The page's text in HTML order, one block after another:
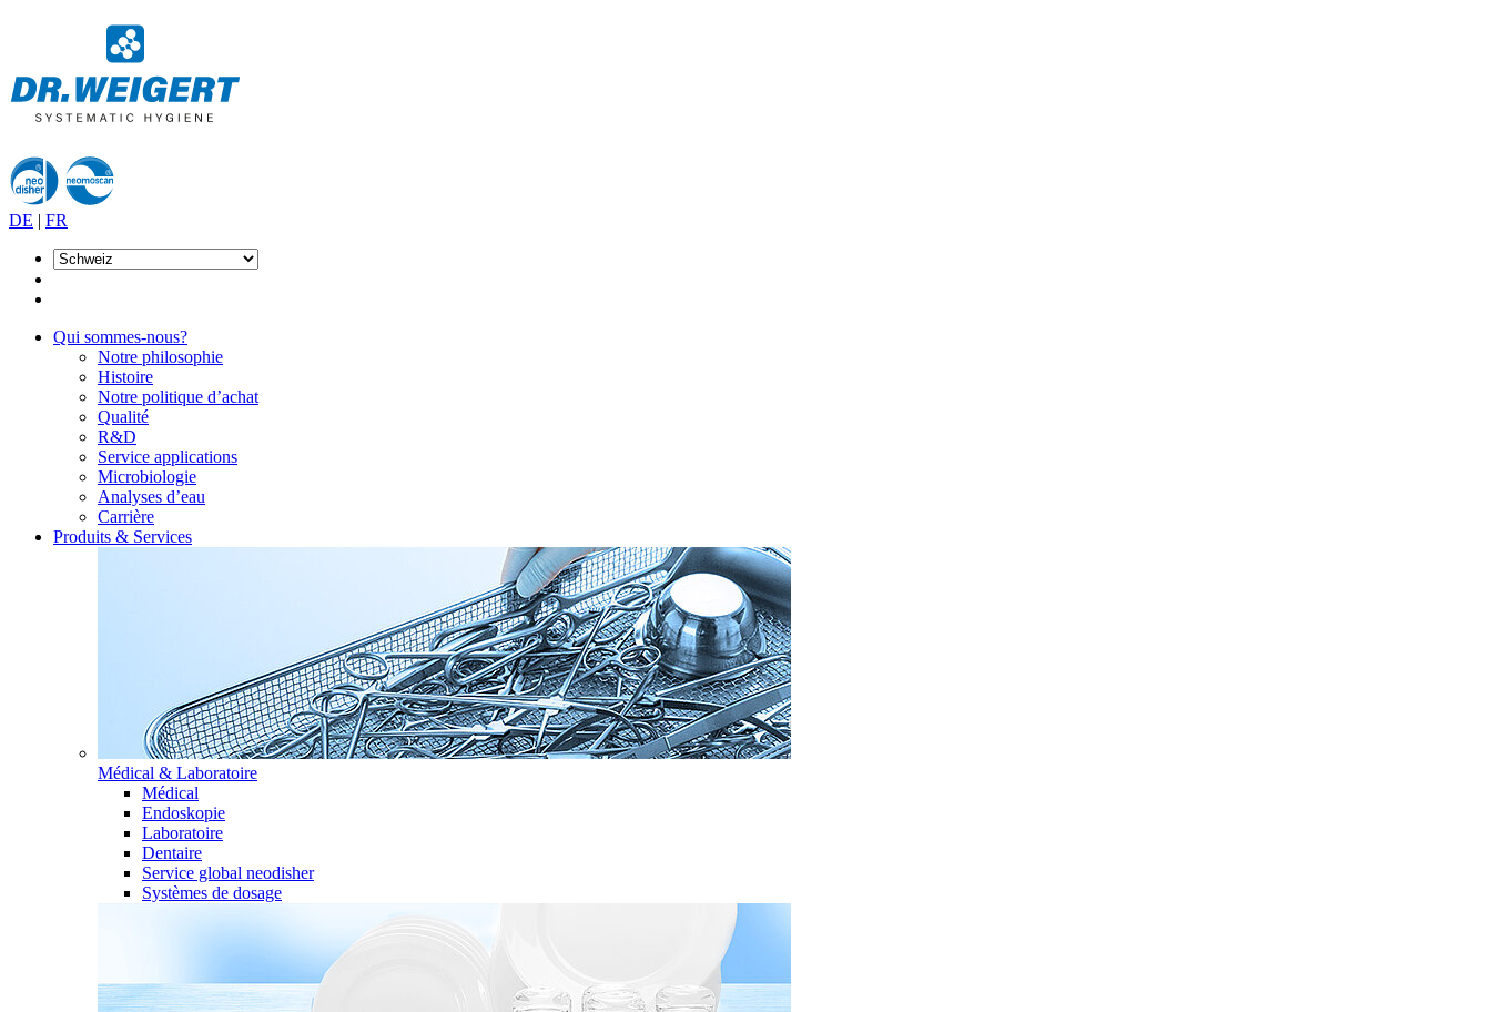
DE | FR
Qui sommes-nous?
Notre philosophie
Histoire
Notre politique d’achat
Qualité
R&D
Service applications
Microbiologie
Analyses d’eau
Carrière
Produits & Services
Médical & Laboratoire
Médical
Endoskopie
Laboratoire
Dentaire
Service global neodisher
Systèmes de dosage